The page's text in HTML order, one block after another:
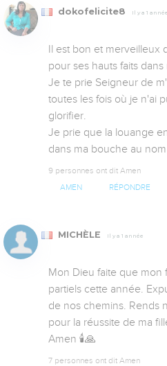
dokofelicite8 Il y a 1 année
Il est bon et merveilleux
pour ses hauts faits dans
Je te prie Seigneur de
toutes les fois où je n'ai
glorifier.
Je prie que la louange
dans ma bouche au
9 personnes ont dit Amen
AMEN RÉPONDRE
MICHÈLE Il y a 1 année
Mon Dieu faite que mon
partiels cette année.
de nos chemins. Rends
pour la réussite de ma
Amen 🕯🙏
7 personnes ont dit Amen